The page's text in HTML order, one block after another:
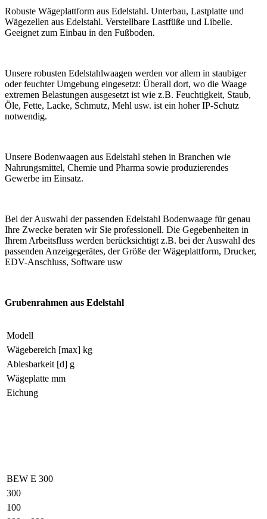
Robuste Wägeplattform aus Edelstahl. Unterbau, Lastplatte und
Wägezellen aus Edelstahl. Verstellbare Lastfüße und Libelle.
Geeignet zum Einbau in den Fußboden.
Unsere robusten Edelstahlwaagen werden vor allem in staubiger
oder feuchter Umgebung eingesetzt: Überall dort, wo die Waage
extremen Belastungen ausgesetzt ist wie z.B. Feuchtigkeit, Staub,
Öle, Fette, Lacke, Schmutz, Mehl usw. ist ein hoher IP-Schutz
notwendig.
Unsere Bodenwaagen aus Edelstahl stehen in Branchen wie
Nahrungsmittel, Chemie und Pharma sowie produzierendes
Gewerbe im Einsatz.
Bei der Auswahl der passenden Edelstahl Bodenwaage für genau
Ihre Zwecke beraten wir Sie professionell. Die Gegebenheiten in
Ihrem Arbeitsfluss werden berücksichtigt z.B. bei der Auswahl des
passenden Anzeigegerätes, der Größe der Wägeplattform, Drucker,
EDV-Anschluss, Software usw
Grubenrahmen aus Edelstahl
Modell
Wägebereich [max] kg
Ablesbarkeit [d] g
Wägeplatte mm
Eichung
BEW E 300
300
100